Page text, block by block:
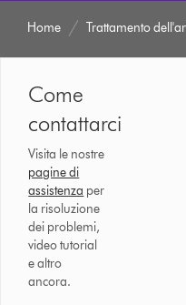
Home Trattamento
Come
contattarci
Visita le nostre
pagine di
assistenza per
la risoluzione
dei problemi,
video tutorial
e altro
ancora.